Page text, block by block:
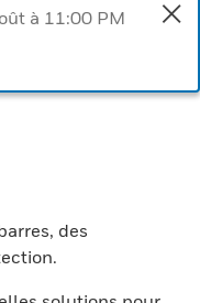
à 11:00 PM
des